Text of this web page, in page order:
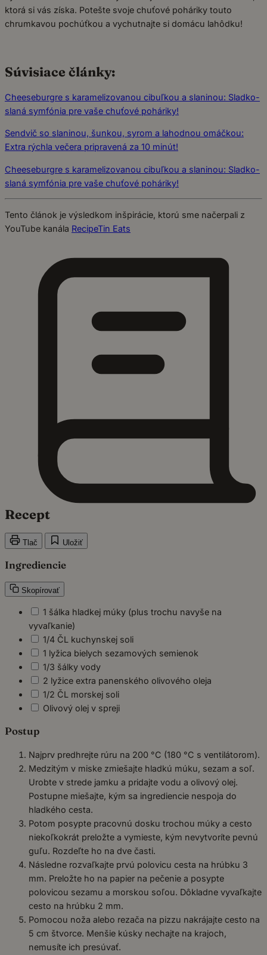
ktorá si vás získa. Potešte svoje chuťové poháriky touto
chrumkavou pochúťkou a vychutnajte si domácu lahôdku!
Súvisiace články:
Cheeseburgre s karamelizovanou cibuľkou a slaninou: Sladko-
slaná symfónia pre vaše chuťové poháriky!
Sendvič so slaninou, šunkou, syrom a lahodnou omáčkou:
Extra rýchla večera pripravená za 10 minút!
Cheeseburgre s karamelizovanou cibuľkou a slaninou: Sladko-
slaná symfónia pre vaše chuťové poháriky!
Tento článok je výsledkom inšpirácie, ktorú sme načerpali z
YouTube kanála RecipeTin Eats
Recept
Tlač Uložiť
Ingrediencie
Skopírovať
1 šálka hladkej múky (plus trochu navyše na
vyvaľkanie)
1/4 ČL kuchynskej soli
1 lyžica bielych sezamových semienok
1/3 šálky vody
2 lyžice extra panenského olivového oleja
1/2 ČL morskej soli
Olivový olej v spreji
Postup
Najprv predhrejte rúru na 200 °C (180 °C s ventilátorom).
Medzitým v miske zmiešajte hladkú múku, sezam a soľ.
Urobte v strede jamku a pridajte vodu a olivový olej.
Postupne miešajte, kým sa ingrediencie nespoja do
hladkého cesta.
Potom posypte pracovnú dosku trochou múky a cesto
niekoľkokrát preložte a vymieste, kým nevytvoríte pevnú
guľu. Rozdeľte ho na dve časti.
Následne rozvaľkajte prvú polovicu cesta na hrúbku 3
mm. Preložte ho na papier na pečenie a posypte
polovicou sezamu a morskou soľou. Dôkladne vyvaľkajte
cesto na hrúbku 2 mm.
Pomocou noža alebo rezača na pizzu nakrájajte cesto na
5 cm štvorce. Menšie kúsky nechajte na krajoch,
nemusíte ich presúvať.